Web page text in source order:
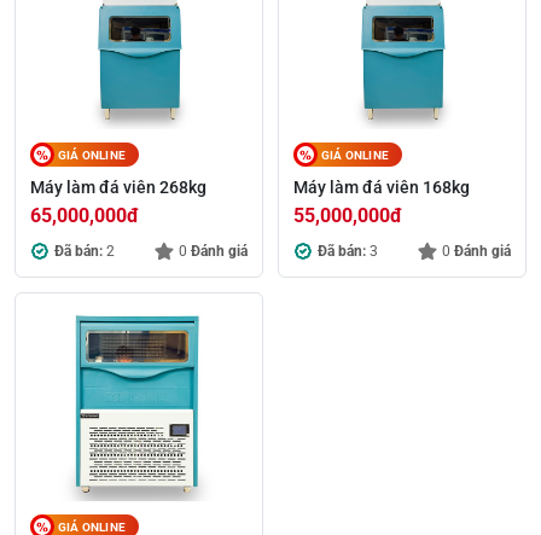
GIÁ ONLINE
Máy làm đá viên 268kg
65,000,000đ
Đã bán: 2 0 Đánh giá
GIÁ ONLINE
Máy làm đá viên 168kg
55,000,000đ
Đã bán: 3 0 Đánh giá
GIÁ ONLINE